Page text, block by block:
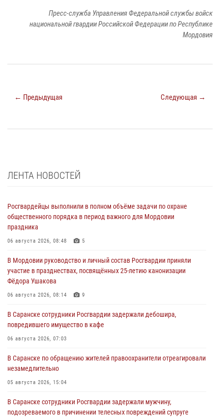
Пресс-служба Управления Федеральной службы войск
национальной гвардии Российской Федерации по Республике
Мордовия
← Предыдущая Следующая →
ЛЕНТА НОВОСТЕЙ
Росгвардейцы выполнили в полном объёме задачи по охране
общественного порядка в период важного для Мордовии
праздника
06 августа 2026, 08:48 5
В Мордовии руководство и личный состав Росгвардии приняли
участие в празднествах, посвящённых 25-летию канонизации
Фёдора Ушакова
06 августа 2026, 08:14 9
В Саранске сотрудники Росгвардии задержали дебошира,
повредившего имущество в кафе
06 августа 2026, 07:03
В Саранске по обращению жителей правоохранители отреагировали
незамедлительно
05 августа 2026, 15:04
В Саранске сотрудники Росгвардии задержали мужчину,
подозреваемого в причинении телесных повреждений супруге